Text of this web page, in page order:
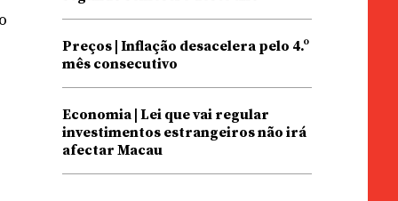
Preços | Inflação desacelera pelo 4.º
mês consecutivo
Economia | Lei que vai regular
investimentos estrangeiros não irá
afectar Macau